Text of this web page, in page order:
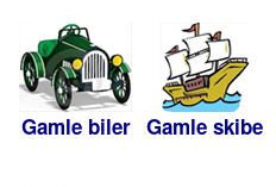
Gamle biler Gamle skibe